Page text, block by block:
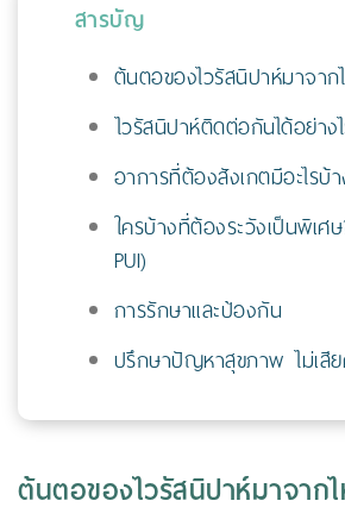
สารบัญ
ต้นตอของไวรัสนิปาห์มาจาก
ไวรัสนิปาห์ติดต่อกันได้อย่าง
อาการที่ต้องสังเกตมีอะไรบ้
ใครบ้างที่ต้องระวังเป็นพิเศ
PUI)
การรักษาและป้องกัน
ปรึกษาปัญหาสุขภาพ ไม่เสีย
ต้นตอของไวรัสนิปาห์มาจาก